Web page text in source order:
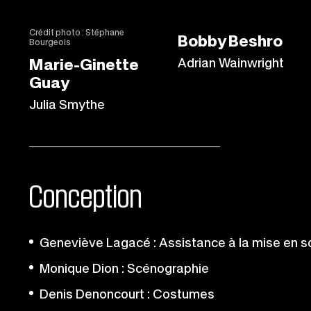
Crédit photo : Stéphane
Bourgeois
Marie-Ginette
Guay
Julia Smythe
Bobby Beshro
Adrian Wainwright
Conception
Geneviève Lagacé : Assistance à la mise en
Monique Dion : Scénographie
Denis Denoncourt : Costumes